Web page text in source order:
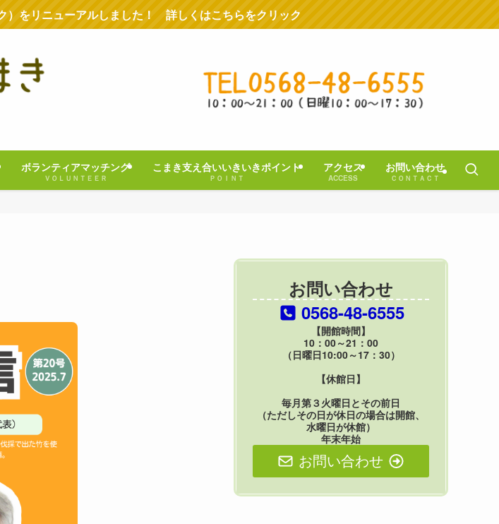
）をリニューアルしました！ 詳しくはこちらをクリック
ボランティアマッチング
ＶＯＬＵＮＴＥＥＲ
こまき支え合いいきいきポイント
ＰＯＩＮＴ
アクセス
ACCESS
お問い合わせ
ＣＯＮＴＡＣＴ
お問い合わせ
0568-48-6555
【開館時間】
10：00～21：00
（日曜日10:00～17：30）
【休館日】
毎月第３火曜日とその前日
（ただしその日が休日の場合は開館、
水曜日が休館）
年末年始
お問い合わせ